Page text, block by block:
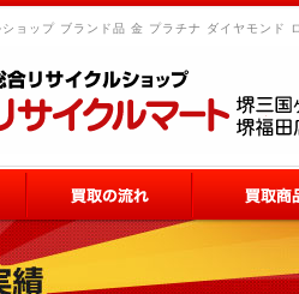
ョップ ブランド品 金 プラチナ ダイヤモンド